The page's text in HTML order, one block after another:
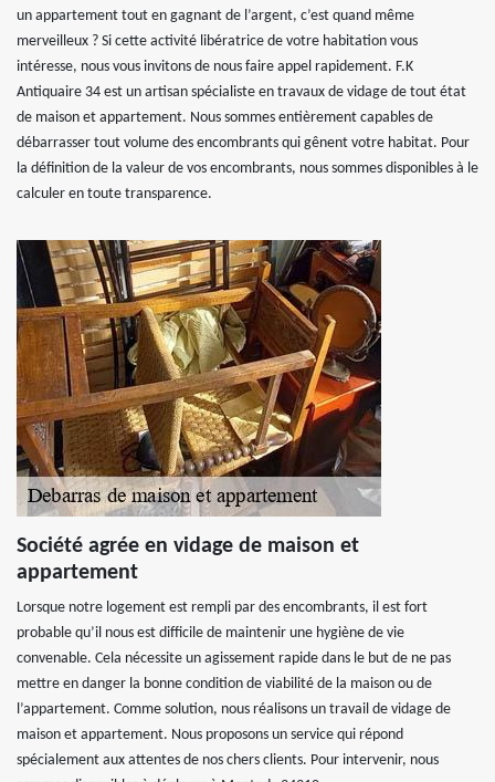
un appartement tout en gagnant de l’argent, c’est quand même
merveilleux ? Si cette activité libératrice de votre habitation vous
intéresse, nous vous invitons de nous faire appel rapidement. F.K
Antiquaire 34 est un artisan spécialiste en travaux de vidage de tout état
de maison et appartement. Nous sommes entièrement capables de
débarrasser tout volume des encombrants qui gênent votre habitat. Pour
la définition de la valeur de vos encombrants, nous sommes disponibles à le
calculer en toute transparence.
Société agrée en vidage de maison et
appartement
Lorsque notre logement est rempli par des encombrants, il est fort
probable qu’il nous est difficile de maintenir une hygiène de vie
convenable. Cela nécessite un agissement rapide dans le but de ne pas
mettre en danger la bonne condition de viabilité de la maison ou de
l’appartement. Comme solution, nous réalisons un travail de vidage de
maison et appartement. Nous proposons un service qui répond
spécialement aux attentes de nos chers clients. Pour intervenir, nous